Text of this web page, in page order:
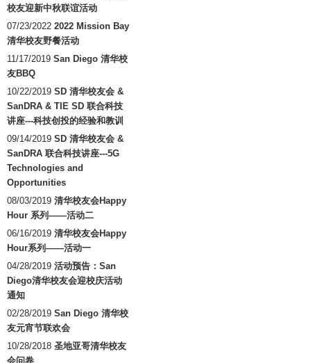
校友迎新中秋联谊活动
07/23/2022 2022 Mission Bay
清华校友野餐活动
11/17/2019 San Diego 清华校
友BBQ
10/22/2019 SD 清华校友会 &
SanDRA & TIE SD 联合科技
讲座---科技创投的经验和教训
09/14/2019 SD 清华校友会 &
SanDRA 联合科技讲座---5G
Technologies and
Opportunities
08/03/2019 清华校友会Happy
Hour 系列——活动二
06/16/2019 清华校友会Happy
Hour系列——活动一
04/28/2019 活动预告：San
Diego清华校友会迎校庆活动
通知
02/28/2019 San Diego 清华校
友元宵节联欢会
10/28/2018 圣地亚哥清华校友
会问卷